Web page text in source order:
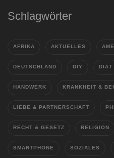
Schlagwörter
AFRIKA AKTUELLES
DEUTSCHLAND DIY DIÄT
HANDWERK KRANKHEIT &
LIEBE & PARTNERSCHAFT
RECHT & GESETZ RELIGION
SMARTPHONE SOZIALES